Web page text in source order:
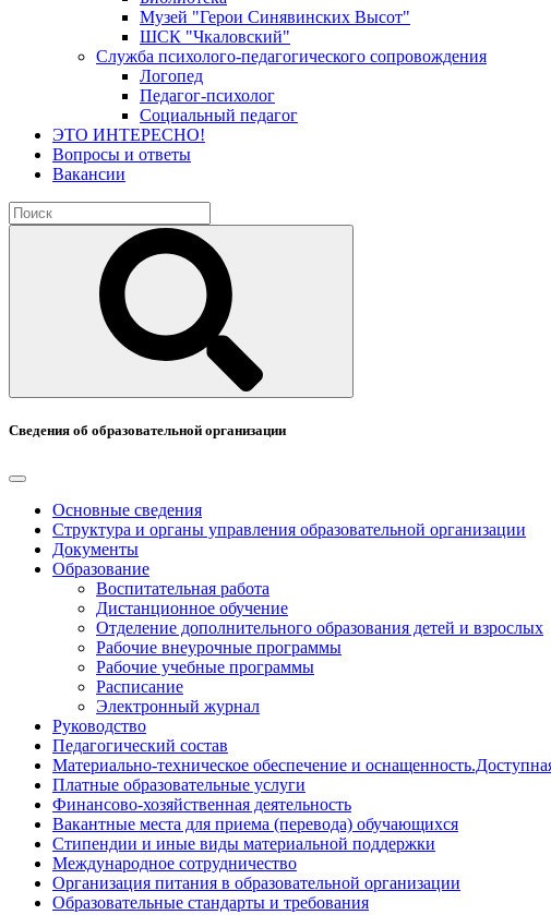
Музей "Герои Синявинских Высот"
ШСК "Чкаловский"
Служба психолого-педагогического сопровождения
Логопед
Педагог-психолог
Социальный педагог
ЭТО ИНТЕРЕСНО!
Вопросы и ответы
Вакансии
Сведения об образовательной организации
Основные сведения
Структура и органы управления образовательной организации
Документы
Образование
Воспитательная работа
Дистанционное обучение
Отделение дополнительного образования детей и взрослых
Рабочие внеурочные программы
Рабочие учебные программы
Расписание
Электронный журнал
Руководство
Педагогический состав
Материально-техническое обеспечение и
Платные образовательные услуги
Финансово-хозяйственная деятельность
Вакантные места для приема (перевода) обучающихся
Стипендии и иные виды материальной поддержки
Международное сотрудничество
Организация питания в образовательной организации
Образовательные стандарты и требования